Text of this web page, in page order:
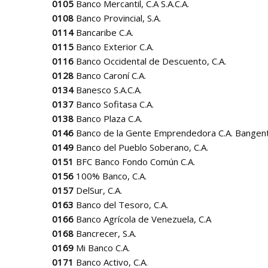
0105 Banco Mercantil, C.A S.A.C.A.
0108 Banco Provincial, S.A.
0114Bancaribe C.A.
0115 Banco Exterior C.A.
0116 Banco Occidental de Descuento, C.A.
0128 Banco Caroní C.A.
0134Banesco S.A.C.A.
0137 Banco Sofitasa C.A.
0138 Banco Plaza C.A.
0146 Banco de la Gente Emprendedora C.A.
0149 Banco del Pueblo Soberano, C.A.
0151 BFC Banco Fondo Común C.A.
0156 100% Banco, C.A.
0157 DelSur, C.A.
0163 Banco del Tesoro, C.A.
0166 Banco Agrícola de Venezuela, C.A
0168 Bancrecer, S.A.
0169 Mi Banco C.A.
0171 Banco Activo, C.A.